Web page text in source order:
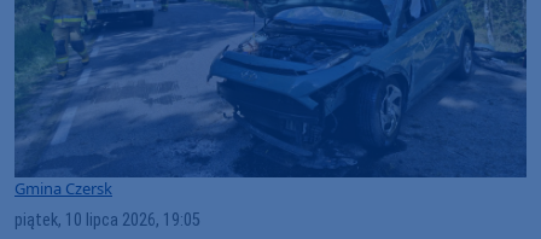
Gmina Czersk
piątek, 10 lipca 2026, 19:05